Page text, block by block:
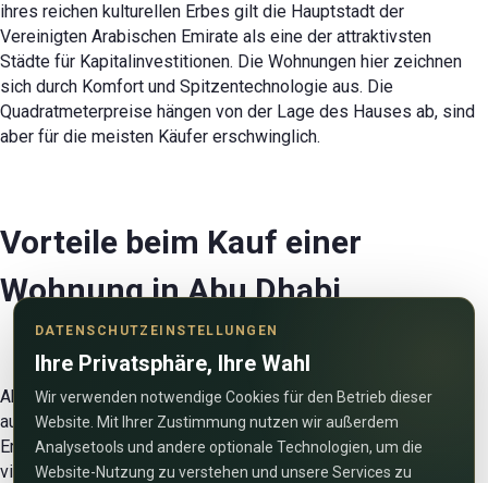
ihres reichen kulturellen Erbes gilt die Hauptstadt der
Vereinigten Arabischen Emirate als eine der attraktivsten
Städte für Kapitalinvestitionen. Die Wohnungen hier zeichnen
sich durch Komfort und Spitzentechnologie aus. Die
Quadratmeterpreise hängen von der Lage des Hauses ab, sind
aber für die meisten Käufer erschwinglich.
Vorteile beim Kauf einer
Wohnung in Abu Dhabi
Abu Dhabi entwickelt sich aktiv und wird mit neuen Projekten
ausgebaut. Einer seiner Hauptvorteile ist die ständige
Erneuerung des Immobilienmarktes, was die Stadt zu einem
vielversprechenden Investitionsstandort macht. Eine
DATENSCHUTZEINSTELLUNGEN
Ihre Privatsphäre, Ihre Wahl
Wir verwenden notwendige Cookies für den Betrieb dieser
Website. Mit Ihrer Zustimmung nutzen wir außerdem
Analysetools und andere optionale Technologien, um die
Website-Nutzung zu verstehen und unsere Services zu